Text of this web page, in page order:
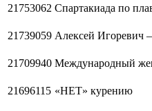
21753062 Спартакиада по
21739059 Алексей Игоревич
21709940 Международный
21696115 «НЕТ» курению